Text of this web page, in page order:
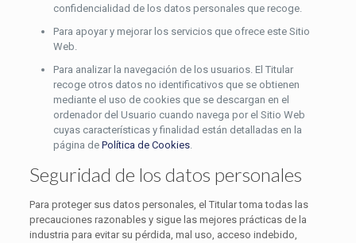
confidencialidad de los datos personales que recoge.
Para apoyar y mejorar los servicios que ofrece este Sitio
Web.
Para analizar la navegación de los usuarios. El Titular
recoge otros datos no identificativos que se obtienen
mediante el uso de cookies que se descargan en el
ordenador del Usuario cuando navega por el Sitio Web
cuyas características y finalidad están detalladas en la
página dePolítica de Cookies.
Seguridad de los datos personales
Para proteger sus datos personales, el Titular toma todas las
precauciones razonables y sigue las mejores prácticas de la
industria para evitar su pérdida, mal uso, acceso indebido,